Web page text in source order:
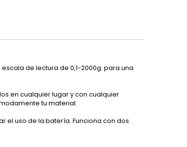
de lectura de 0,1-2000g. para una
en cualquier lugar y con cualquier
tu material.
el uso de la batería. Funciona con dos